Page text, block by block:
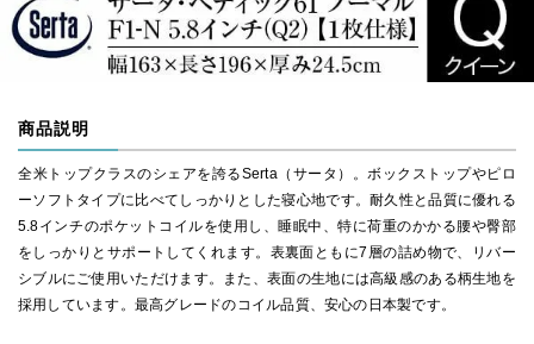
商品説明
全米トップクラスのシェアを誇るSerta（サータ）。ボックストップやピロ
ーソフトタイプに比べてしっかりとした寝心地です。耐久性と品質に優れる
5.8インチのポケットコイルを使用し、睡眠中、特に荷重のかかる腰や臀部
をしっかりとサポートしてくれます。表裏面ともに7層の詰め物で、リバー
シブルにご使用いただけます。また、表面の生地には高級感のある柄生地を
採用しています。最高グレードのコイル品質、安心の日本製です。